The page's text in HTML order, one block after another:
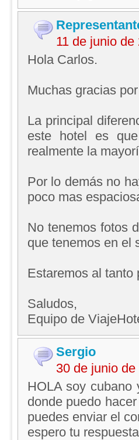
11 de junio
Hola Carlos.
Muchas gracias
La principal
este hotel es
realmente la
Por lo demás no
poco mas
No tenemos fotos
que tenemos en el
Estaremos al tanto
Saludos,
Equipo de
Sergio
30 de junio
HOLA soy cubano
donde puedo
puedes enviar el
espero tu respuesta